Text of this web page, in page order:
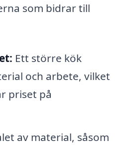
som bidrar till
Ett större kök
och arbete, vilket
priset på
av material, såsom